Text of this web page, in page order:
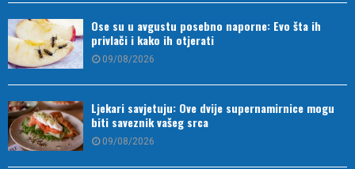
Ose su u avgustu posebno naporne: Evo šta ih
privlači i kako ih otjerati
09/08/2026
Ljekari savjetuju: Ove dvije supernamirnice mogu
biti saveznik vašeg srca
09/08/2026